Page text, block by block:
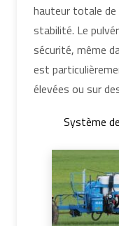
hauteur totale de
stabilité. Le
sécurité, même
est
élevées ou sur
Système